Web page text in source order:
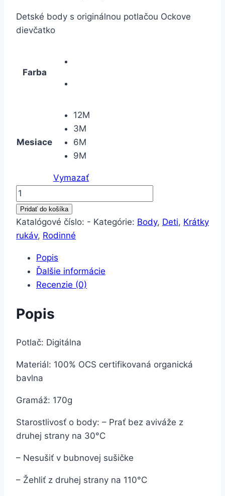
Detské body s originálnou potlačou Ockove
dievčatko
Farba
Mesiace
12M
3M
6M
9M
Vymazať
množstvo
Body
Rodinné-
Ockove
Pridať do košíka
Katalógové číslo: - Kategórie: Body, Deti, Krátky
rukáv, Rodinné
Popis
Ďalšie informácie
Recenzie (0)
Popis
Potlač: Digitálna
Materiál: 100% OCS certifikovaná organická
bavlna
Gramáž: 170g
Starostlivosť o body: – Prať bez aviváže z
druhej strany na 30°C
– Nesušiť v bubnovej sušičke
– Žehliť z druhej strany na 110°C